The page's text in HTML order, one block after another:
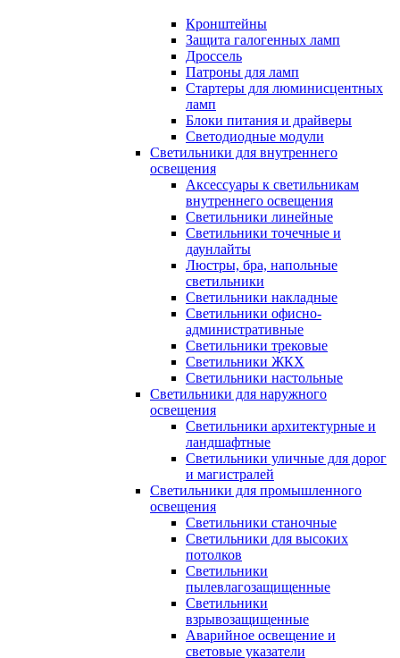
Кронштейны
Защита галогенных ламп
Дроссель
Патроны для ламп
Стартеры для люминисцентных
ламп
Блоки питания и драйверы
Светодиодные модули
Светильники для внутреннего
освещения
Аксессуары к светильникам
внутреннего освещения
Светильники линейные
Светильники точечные и
даунлайты
Люстры, бра, напольные
светильники
Светильники накладные
Светильники офисно-
административные
Светильники трековые
Светильники ЖКХ
Светильники настольные
Светильники для наружного
освещения
Светильники архитектурные и
ландшафтные
Светильники уличные для дорог
и магистралей
Светильники для промышленного
освещения
Светильники станочные
Светильники для высоких
потолков
Светильники
пылевлагозащищенные
Светильники
взрывозащищенные
Аварийное освещение и
световые указатели